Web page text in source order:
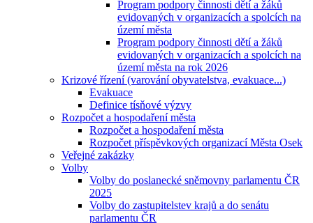
Program podpory činnosti dětí a žáků
evidovaných v organizacích a spolcích na
území města
Program podpory činnosti dětí a žáků
evidovaných v organizacích a spolcích na
území města na rok 2026
Krizové řízení (varování obyvatelstva, evakuace...)
Evakuace
Definice tísňové výzvy
Rozpočet a hospodaření města
Rozpočet a hospodaření města
Rozpočet příspěvkových organizací Města Osek
Veřejné zakázky
Volby
Volby do poslanecké sněmovny parlamentu ČR
2025
Volby do zastupitelstev krajů a do senátu
parlamentu ČR